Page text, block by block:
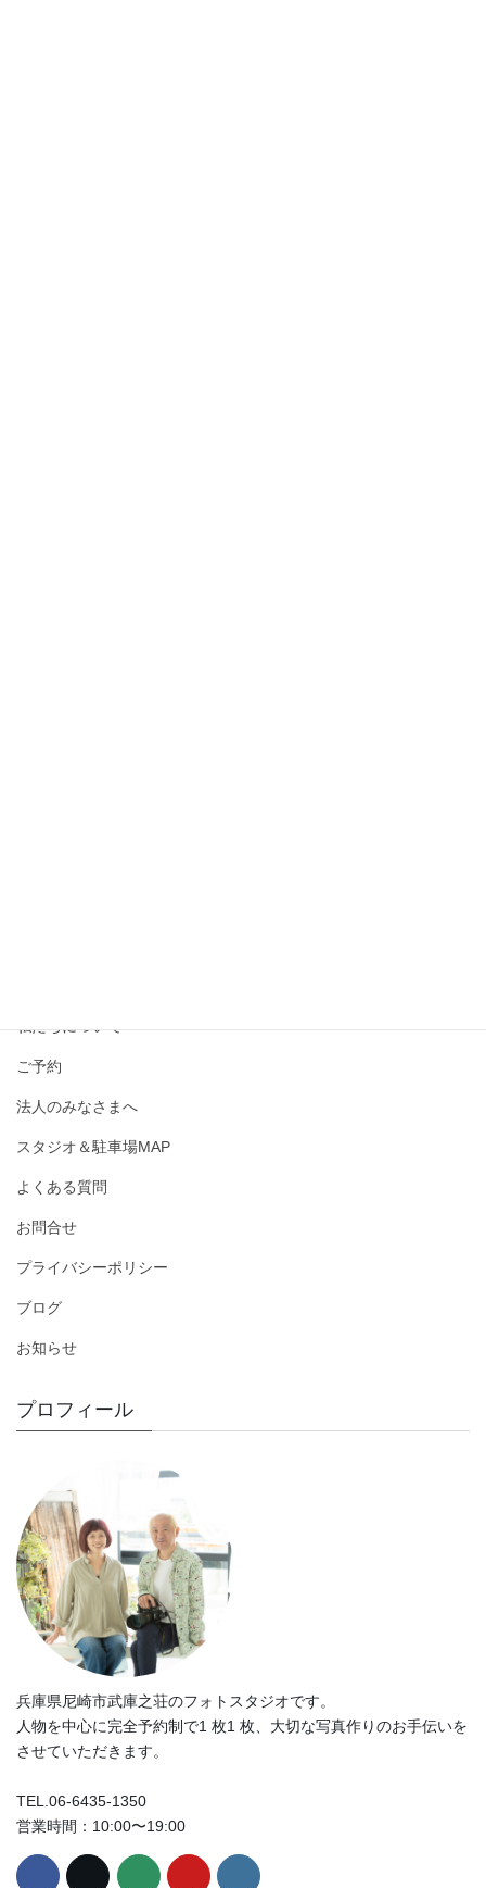
私たちについて
ご予約
法人のみなさまへ
スタジオ＆駐車場MAP
よくある質問
お問合せ
プライバシーポリシー
ブログ
お知らせ
プロフィール
兵庫県尼崎市武庫之荘のフォトスタジオです。
人物を中心に完全予約制で1 枚1 枚、大切な写真作りのお手伝いを
させていただきます。
TEL.06-6435-1350
営業時間：10:00〜19:00